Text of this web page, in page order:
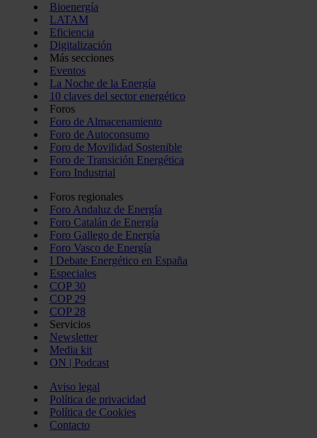
Bioenergía
LATAM
Eficiencia
Digitalización
Más secciones
Eventos
La Noche de la Energía
10 claves del sector energético
Foros
Foro de Almacenamiento
Foro de Autoconsumo
Foro de Movilidad Sostenible
Foro de Transición Energética
Foro Industrial
Foros regionales
Foro Andaluz de Energía
Foro Catalán de Energía
Foro Gallego de Energía
Foro Vasco de Energía
I Debate Energético en España
Especiales
COP 30
COP 29
COP 28
Servicios
Newsletter
Media kit
ON | Podcast
Aviso legal
Política de privacidad
Política de Cookies
Contacto